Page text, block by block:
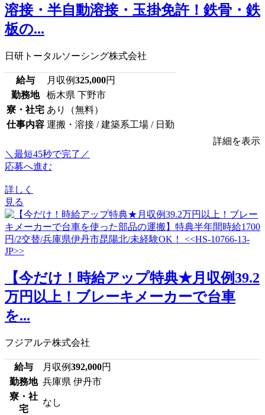
溶接・半自動溶接・玉掛免許！鉄骨・鉄
板の...
日研トータルソーシング株式会社
給与 月収例325,000円
勤務地
栃木県 下野市
寮・社宅 あり（無料）
仕事内容 運搬・溶接 / 建築系工場 / 日勤
詳細を表示
＼最短45秒で完了／
応募へ進む
詳しく
見る
【今だけ！時給アップ特典★月収例39.2
万円以上！ブレーキメーカーで台車
を...
フジアルテ株式会社
給与 月収例392,000円
勤務地 兵庫県 伊丹市
寮・社
宅
なし